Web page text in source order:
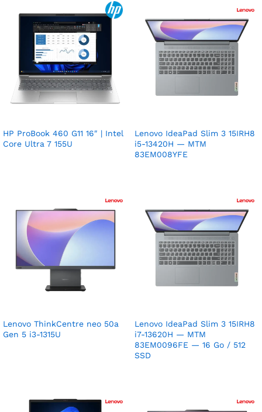
HP ProBook 460 G11 16″ | Intel
Core Ultra 7 155U
Lenovo IdeaPad Slim 3 15IRH8
i5-13420H — MTM
83EM008YFE
Lenovo ThinkCentre neo 50a
Gen 5 i3-1315U
Lenovo IdeaPad Slim 3 15IRH8
i7-13620H — MTM
83EM0096FE — 16 Go / 512
SSD